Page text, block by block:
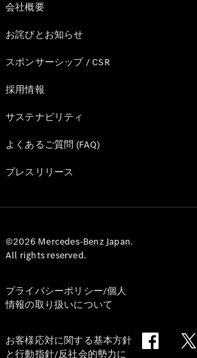
レーション
試乗リクエ
デジタルプ
ロダクト
サービスプ
ログラム
会社概要
お詫びとお知らせ
スポンサーシップ / CSR
採用情報
サステナビリティ
よくあるご質問 (FAQ)
プレスリリース
©2026 Mercedes-Benz Japan.
All rights reserved.
プライバシーポリシー/個人
情報の取り扱いについて
お客様応対に関する基本方針
と行動指針/反社会的勢力に